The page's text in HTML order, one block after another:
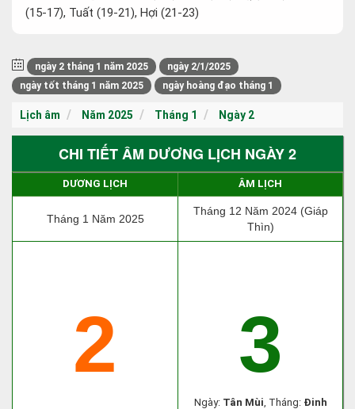
(15-17), Tuất (19-21), Hợi (21-23)
ngày 2 tháng 1 năm 2025
ngày 2/1/2025
ngày tốt tháng 1 năm 2025
ngày hoàng đạo tháng 1
Lịch âm Năm 2025 Tháng 1 Ngày 2
CHI TIẾT ÂM DƯƠNG LỊCH NGÀY 2
DƯƠNG LỊCH ÂM LỊCH
Tháng 1 Năm 2025
Tháng 12 Năm 2024 (Giáp
Thìn)
2 3
Ngày: Tân Mùi, Tháng: Đinh